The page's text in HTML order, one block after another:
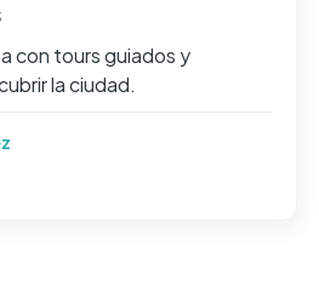
con tours guiados y
la ciudad.